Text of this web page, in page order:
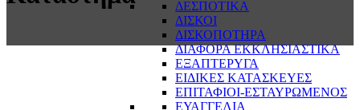
ΔΕΣΠΟΤΙΚΑ
ΔΙΣΚΟΙ
ΔΙΣΚΟΠΟΤΗΡΑ
ΔΙΑΦΟΡΑ ΕΚΚΛΗΣΙΑΣΤΙΚΑ
ΕΞΑΠΤΕΡΥΓΑ
ΕΙΔΙΚΕΣ ΚΑΤΑΣΚΕΥΕΣ
ΕΠΙΤΑΦΙΟΙ-ΕΣΤΑΥΡΩΜΕΝΟΣ
ΕΥΑΓΓΕΛΙΑ